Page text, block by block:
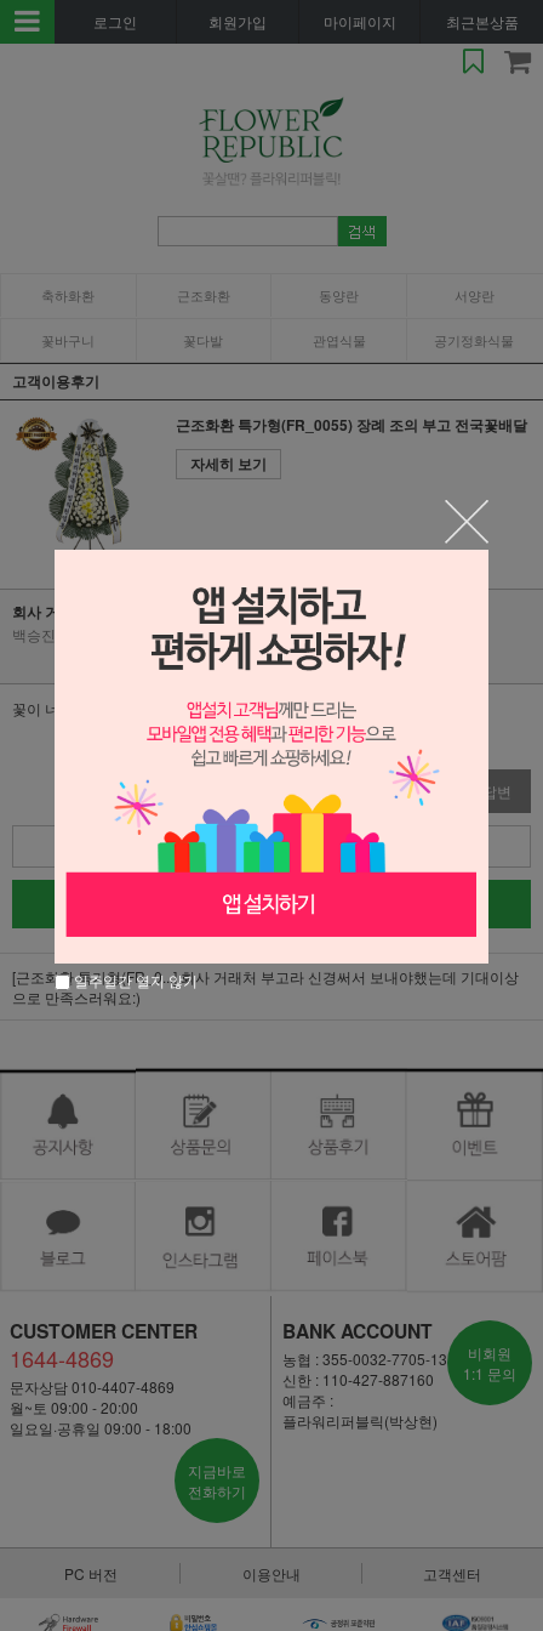
로그인 회원가입 마이페이지 최근본상품
축하화환 근조화환 동양란 서양란
꽃바구니 꽃다발 관엽식물 공기정화식물
고객이용후기
근조화환 특가형(FR_0055) 장례 조의 부고 전국꽃배달
자세히 보기
회사 거래처 부고라 신경써서 보내야했는데 기대이상으로 만족스러워요:)
백승진 2026-07-09 | 조회수 5
꽃이 너무 풍성하고 퀄리티가 좋아요
삭제 답변
목록
글쓰기
[근조화환 특가형(FR_0...]회사 거래처 부고라 신경써서 보내야했는데 기대이상
으로 만족스러워요:)
CUSTOMER CENTER
1644-4869
문자상담 010-4407-4869
월~토 09:00 - 20:00
일요일·공휴일 09:00 - 18:00
지금바로
전화하기
BANK ACCOUNT
농협 : 355-0032-7705-13
신한 : 110-427-887160
예금주 :
플라워리퍼블릭(박상현)
비회원
1:1 문의
PC 버전 이용안내 고객센터
일주일간 열지 않기